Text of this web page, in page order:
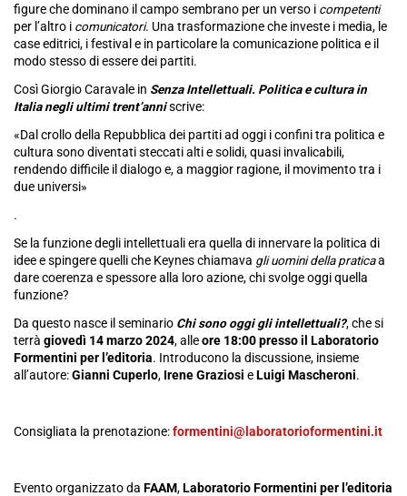
figure che dominano il campo sembrano per un verso i competenti
per l’altro i comunicatori. Una trasformazione che investe i media, le
case editrici, i festival e in particolare la comunicazione politica e il
modo stesso di essere dei partiti.
Così Giorgio Caravale in Senza Intellettuali. Politica e cultura in
Italia negli ultimi trent’anniscrive:
«Dal crollo della Repubblica dei partiti ad oggi i confini tra politica e
cultura sono diventati steccati alti e solidi, quasi invalicabili,
rendendo difficile il dialogo e, a maggior ragione, il movimento tra i
due universi»
.
Se la funzione degli intellettuali era quella di innervare la politica di
idee e spingere quelli che Keynes chiamava gli uomini della praticaa
dare coerenza e spessore alla loro azione, chi svolge oggi quella
funzione?
Da questo nasce il seminario Chi sono oggi gli intellettuali?, che si
terrà giovedì 14 marzo 2024, alleore 18:00 presso il Laboratorio
Formentini per l’editoria. Introducono la discussione, insieme
all’autore:Gianni Cuperlo, Irene Graziosi eLuigi Mascheroni.
Consigliata la prenotazione:formentini@laboratorioformentini.it
Evento organizzato da FAAM,Laboratorio Formentini per l’editoria